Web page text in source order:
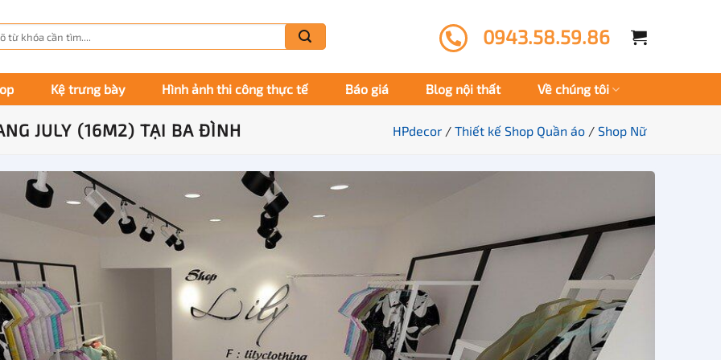
0943.58.59.86
Kệ trưng bày Hình ảnh thi công thực tế Báo giá Blog nội thất Về chúng tôi
JULY (16M2) TẠI BA ĐÌNH HPdecor / Thiết kế Shop Quần áo / Shop Nữ